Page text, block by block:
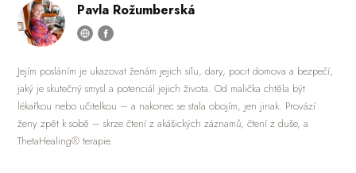
Pavla Rožumberská
Jejím posláním je ukazovat ženám jejich sílu, dary, pocit domova a bezpečí,
jaký je skutečný smysl a potenciál jejich života. Od malička chtěla být
lékařkou nebo učitelkou – a nakonec se stala obojím, jen jinak. Provází
ženy zpět k sobě – skrze čtení z akášických záznamů, čtení z duše, a
ThetaHealing® terapie.